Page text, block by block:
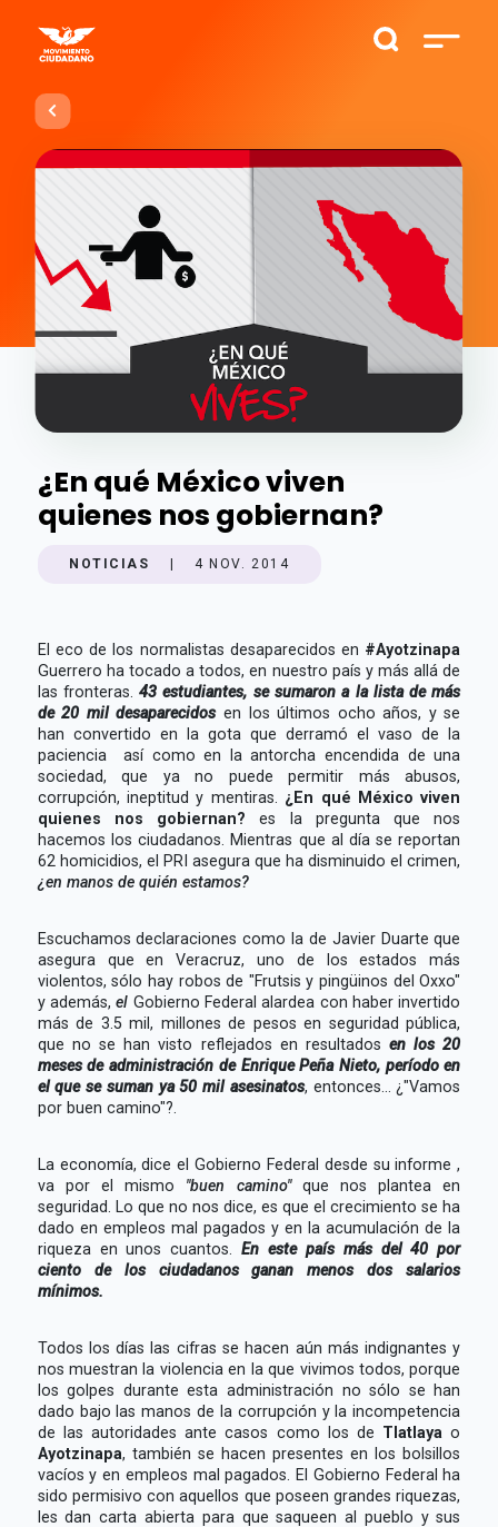
¿En qué México viven
quienes nos gobiernan?
NOTICIAS 4 NOV. 2014
El eco de los normalistas desaparecidos en #Ayotzinapa
Guerrero ha tocado a todos, en nuestro país y más allá de
las fronteras.43 estudiantes, se sumaron a la lista de más
de 20 mil desaparecidosen los últimos ocho años, y se
han convertido en la gota que derramó el vaso de la
paciencia así como en la antorcha encendida de una
sociedad, que ya no puede permitir más abusos,
corrupción, ineptitud y mentiras. ¿En qué México viven
quienes nos gobiernan? es la pregunta que nos
hacemos los ciudadanos. Mientras que al día se reportan
62 homicidios, el PRI asegura que ha disminuido el crimen,
¿en manos de quién estamos?
Escuchamos declaraciones como la de Javier Duarte que
asegura que en Veracruz, uno de los estados más
violentos, sólo hay robos de "Frutsis y pingüinos del Oxxo"
y además,el Gobierno Federal alardea con haber invertido
más de 3.5 mil, millones de pesos en seguridad pública,
que no se han visto reflejados en resultados en los 20
meses de administración de Enrique Peña Nieto, período en
el que se suman ya 50 mil asesinatos, entonces... ¿"Vamos
por buen camino"?.
La economía, dice el Gobierno Federal desde su informe ,
va por el mismo "buen camino"que nos plantea en
seguridad. Lo que no nos dice, es que el crecimiento se ha
dado en empleos mal pagados y en la acumulación de la
riqueza en unos cuantos.En este país más del 40 por
ciento de los ciudadanos ganan menos dos salarios
mínimos.
Todos los días las cifras se hacen aún más indignantes y
nos muestran la violencia en la que vivimos todos, porque
los golpes durante esta administración no sólo se han
dado bajo las manos de la corrupción y la incompetencia
de las autoridades ante casos como los de Tlatlaya o
Ayotzinapa, también se hacen presentes en los bolsillos
vacíos y en empleos mal pagados. El Gobierno Federal ha
sido permisivo con aquellos que poseen grandes riquezas,
les dan carta abierta para que saqueen al pueblo y sus